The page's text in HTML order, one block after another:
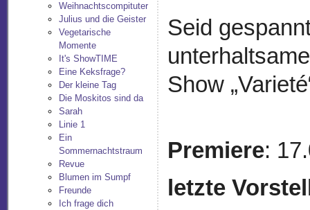
Weihnachtscompituter
Julius und die Geister
Vegetarische
Momente
It's ShowTIME
Eine Keksfrage?
Der kleine Tag
Die Moskitos sind da
Sarah
Linie 1
Ein
Sommernachtstraum
Revue
Blumen im Sumpf
Freunde
Ich frage dich
Seid
Show
Premiere:
letzte